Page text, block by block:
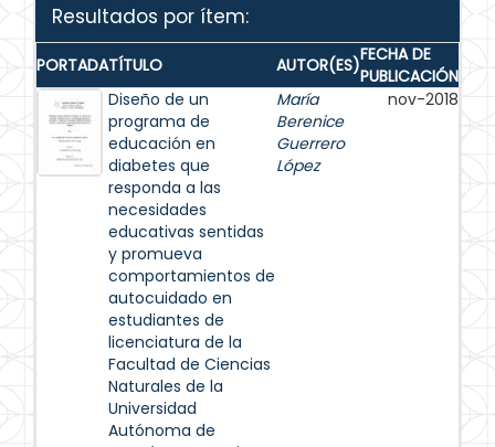
Resultados por ítem:
PORTADATÍTULO AUTOR(ES)FECHA DE
PUBLICACIÓN
Diseño de un
programa de
educación en
diabetes que
responda a las
necesidades
educativas sentidas
y promueva
comportamientos de
autocuidado en
estudiantes de
licenciatura de la
Facultad de Ciencias
Naturales de la
Universidad
Autónoma de
María
Berenice
Guerrero
López
nov-2018